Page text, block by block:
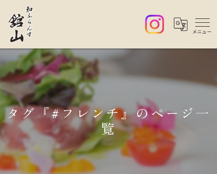
タグ『#フレンチ』のページ一
覧